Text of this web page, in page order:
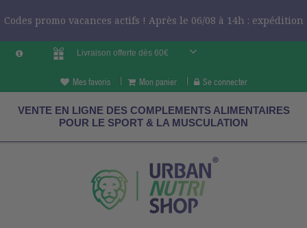
Codes promo vacances actifs ! Après le 06/08 à 14h : expédition
Livraison offerte dès 60€
Mes favoris Mon panier Se connecter
VENTE EN LIGNE DES COMPLEMENTS ALIMENTAIRES
POUR LE SPORT & LA MUSCULATION